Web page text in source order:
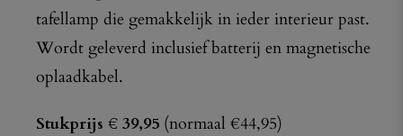
tafellamp die gemakkelijk in ieder interieur past.
Wordt geleverd inclusief batterij en magnetische
oplaadkabel.
Stukprijs € 39,95 (normaal €44,95)